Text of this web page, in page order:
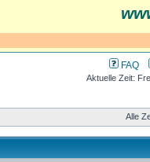
FAQ
Aktuelle Zeit:
Alle